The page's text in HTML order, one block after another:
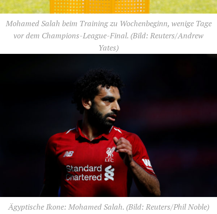
Mohamed Salah beim Training zu Wochenbeginn, wenige Tage
vor dem Champions-League-Final. (Bild: Reuters/Andrew
Yates)
Ägyptische Ikone: Mohamed Salah.(Bild: Reuters/Phil Noble)